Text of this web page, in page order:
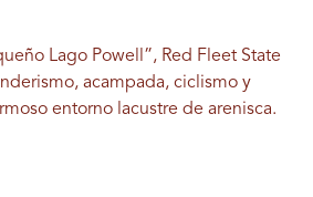
Lago Powell”, Red Fleet State
acampada, ciclismo y
entorno lacustre de arenisca.